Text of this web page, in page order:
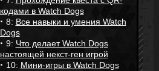
кодами в Watch Dogs
· 8: Все навыки и умения Watch
Dogs
· 9: Что делает Watch Dogs
настоящей некст-ген игрой
· 10: Мини-игры в Watch Dogs